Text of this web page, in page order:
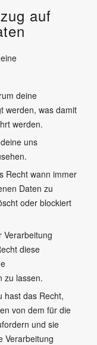
auf
deine
werden, was damit
werden.
uns
Recht wann immer
Daten zu
oder blockiert
Verarbeitung
diese
zu lassen.
hast das Recht,
von dem für die
und sie
Verarbeitung